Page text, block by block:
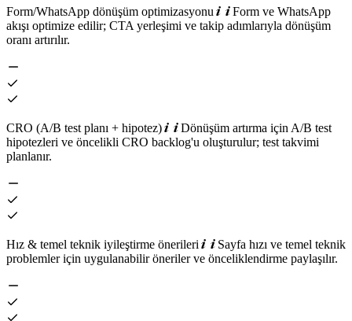
Form/WhatsApp dönüşüm optimizasyonu
Form ve WhatsApp
akışı optimize edilir; CTA yerleşimi ve takip adımlarıyla dönüşüm
oranı artırılır.
CRO (A/B test planı + hipotez)
Dönüşüm artırma için A/B test
hipotezleri ve öncelikli CRO backlog'u oluşturulur; test takvimi
planlanır.
Hız & temel teknik iyileştirme önerileri
Sayfa hızı ve temel teknik
problemler için uygulanabilir öneriler ve önceliklendirme paylaşılır.